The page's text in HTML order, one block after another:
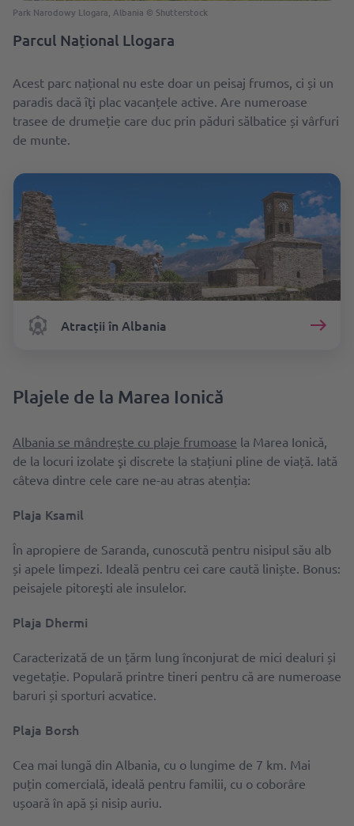
Park Narodowy Llogara, Albania © Shutterstock
Parcul Național Llogara
Acest parc național nu este doar un peisaj frumos, ci și un
paradis dacă ȋţi plac vacanțele active. Are numeroase
trasee de drumeție care duc prin păduri sălbatice și vârfuri
de munte.
Atracții în Albania
Plajele de la Marea Ionică
Albania se mândrește cu plaje frumoase la Marea Ionică,
de la locuri izolate şi discrete la stațiuni pline de viață. Iată
câteva dintre cele care ne-au atras atenția:
Plaja Ksamil
În apropiere de Saranda, cunoscută pentru nisipul său alb
și apele limpezi. Ideală pentru cei care caută liniște. Bonus:
peisajele pitoreşti ale insulelor.
Plaja Dhermi
Caracterizată de un țărm lung înconjurat de mici dealuri și
vegetație. Populară printre tineri pentru că are numeroase
baruri și sporturi acvatice.
Plaja Borsh
Cea mai lungă din Albania, cu o lungime de 7 km. Mai
puțin comercială, ideală pentru familii, cu o coborâre
ușoară în apă și nisip auriu.